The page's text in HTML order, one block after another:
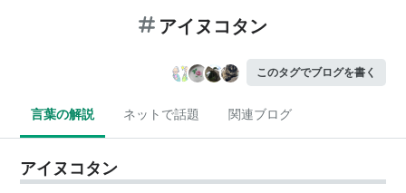
アイヌコタン
このタグでブログを書く
言葉の解説 ネットで話題 関連ブログ
アイヌコタン